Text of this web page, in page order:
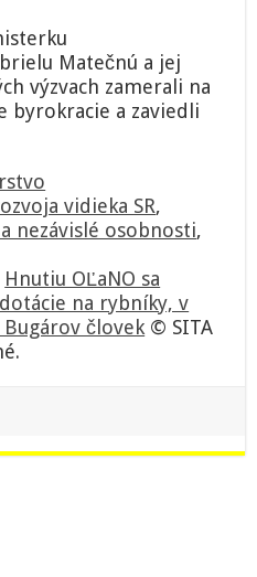
Matečnú a jej
výzvach zamerali na
byrokracie a zaviedli
vidieka SR,
nezávislé osobnosti,
Hnutiu OĽaNO sa
na rybníky, v
človek © SITA